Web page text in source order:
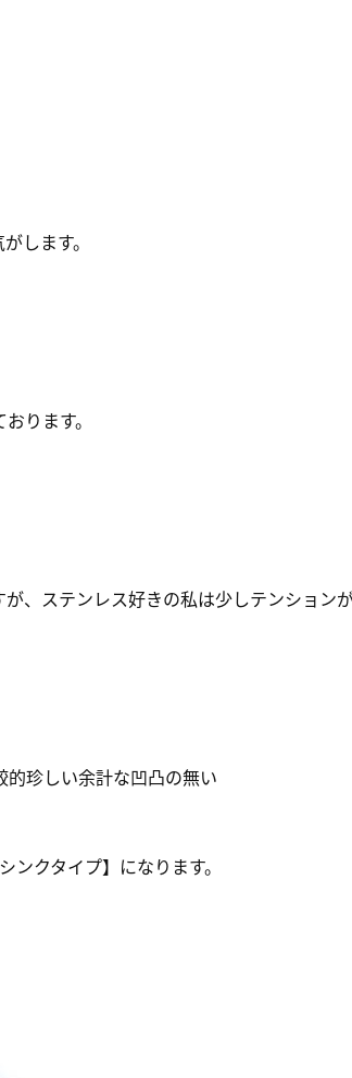
します。
ります。
ステンレス好きの私は少しテンションが
珍しい余計な凹凸の無い
クタイプ】になります。